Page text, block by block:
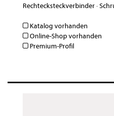
Rechtecksteckverbinder·
Katalog vorhanden
Online-Shop vorhanden
Premium-Profil